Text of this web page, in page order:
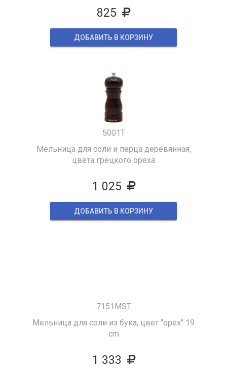
825
ДОБАВИТЬ В КОРЗИНУ
5001T
Мельница для соли и перца деревянная,
цвета грецкого ореха
1 025
ДОБАВИТЬ В КОРЗИНУ
7151MST
Мельница для соли из бука, цвет "орех" 19
cm
1 333